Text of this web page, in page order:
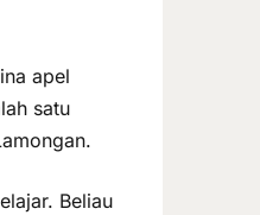
apel
satu
Beliau